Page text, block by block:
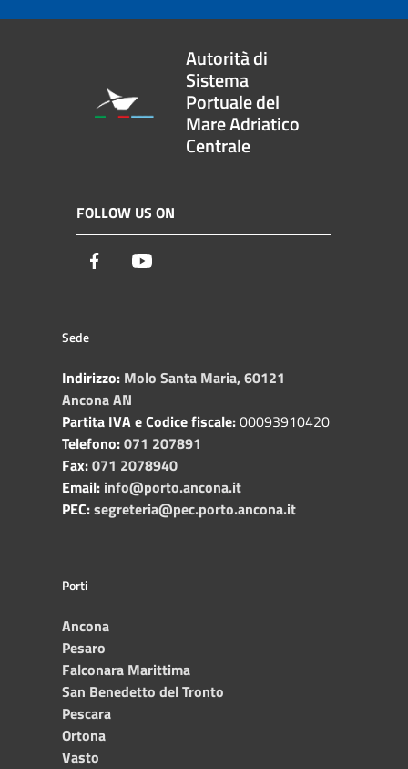
Autorità di
Sistema
Portuale del
Mare Adriatico
Centrale
FOLLOW US ON
Facebook
Sede
Indirizzo: Molo Santa Maria, 60121
Ancona AN
Partita IVA e Codice fiscale:00093910420
Telefono:071 207891
Fax:071 2078940
Email: info@porto.ancona.it
PEC:segreteria@pec.porto.ancona.it
Porti
Ancona
Pesaro
Falconara Marittima
San Benedetto del Tronto
Pescara
Ortona
Vasto